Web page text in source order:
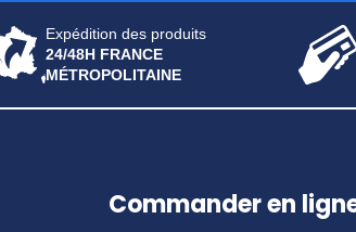
Expédition des produits
24/48H FRANCE
MÉTROPOLITAINE
Commander en